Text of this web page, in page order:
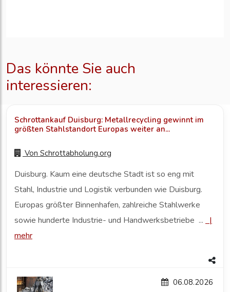
Das könnte Sie auch
interessieren:
Schrottankauf Duisburg: Metallrecycling gewinnt im
größten Stahlstandort Europas weiter an...
Von Schrottabholung.org
Duisburg. Kaum eine deutsche Stadt ist so eng mit
Stahl, Industrie und Logistik verbunden wie Duisburg.
Europas größter Binnenhafen, zahlreiche Stahlwerke
sowie hunderte Industrie- und Handwerksbetriebe ... |
mehr
06.08.2026